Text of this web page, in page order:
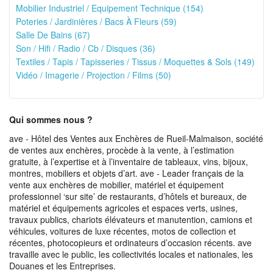
Mobilier Industriel / Equipement Technique (154)
Poteries / Jardinières / Bacs À Fleurs (59)
Salle De Bains (67)
Son / Hifi / Radio / Cb / Disques (36)
Textiles / Tapis / Tapisseries / Tissus / Moquettes & Sols (149)
Vidéo / Imagerie / Projection / Films (50)
Qui sommes nous ?
ave - Hôtel des Ventes aux Enchères de Rueil-Malmaison, société
de ventes aux enchères, procède à la vente, à l’estimation
gratuite, à l’expertise et à l’inventaire de tableaux, vins, bijoux,
montres, mobiliers et objets d’art. ave - Leader français de la
vente aux enchères de mobilier, matériel et équipement
professionnel ‘sur site’ de restaurants, d’hôtels et bureaux, de
matériel et équipements agricoles et espaces verts, usines,
travaux publics, chariots élévateurs et manutention, camions et
véhicules, voitures de luxe récentes, motos de collection et
récentes, photocopieurs et ordinateurs d’occasion récents. ave
travaille avec le public, les collectivités locales et nationales, les
Douanes et les Entreprises.